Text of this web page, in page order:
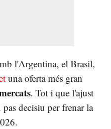
l'Argentina, el Brasil,
una oferta més gran
. Tot i que l'ajust
pas decisiu per frenar la